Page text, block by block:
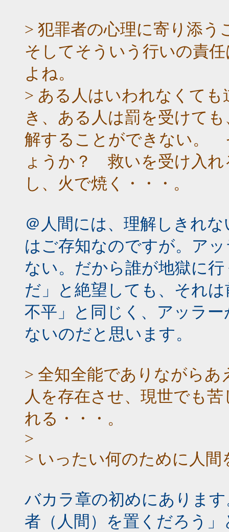
> 犯罪者の心理に寄り添
そしてそういう行いの責
よね。
> ある人はいわれなくて
き、ある人は罰を受けて
解することができない。
ょうか？ 救いを受け入れ
し、火で焼く・・・。
＠人間には、理解しきれ
はご存知なのですが。ア
ない。だから誰が地獄に
だ」と絶望しても、それ
不平」と同じく、アッラ
ないのだと思います。
> 全知全能でありながら
人を存在させ、現世でも
れる・・・。
>
> いったい何のために人
バカラ章の初めにありま
者（人間）を置くだろう